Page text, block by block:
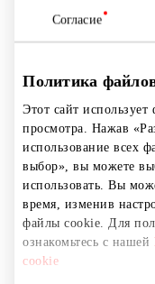
Согласие
Политика
Этот сайт
просмотра. Нажав
использование всех
выбор», вы можете
использовать. Вы
время, изменив
файлы cookie. Для
ознакомьтесь с нашей
cookie
Угрозы
жизни или
Угрозы
расследования,
осуществление
Незаконного
использования